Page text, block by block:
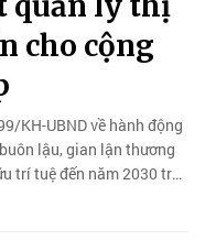
cho cộng
KH-UBND về hành động
lậu, gian lận thương
trí tuệ đến năm 2030 trên